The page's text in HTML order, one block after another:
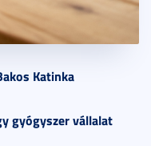
Katinka
gyógyszer vállalat